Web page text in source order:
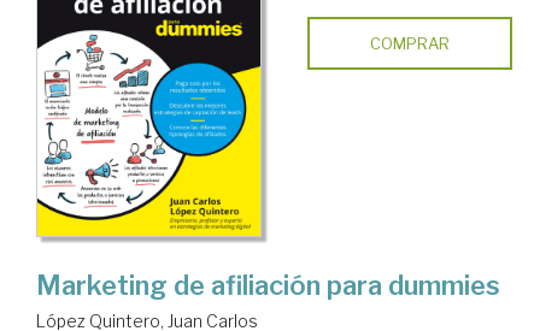
COMPRAR
Marketing de afiliación para dummies
López Quintero, Juan Carlos